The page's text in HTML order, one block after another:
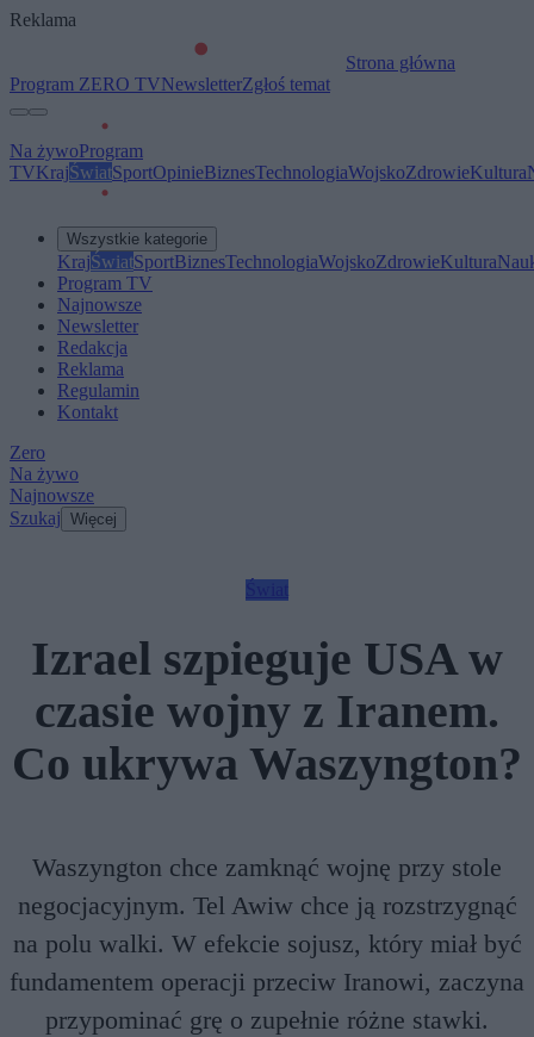
Reklama
Strona główna
Program ZERO TVNewsletterZgłoś temat
Na żywoProgram
TVKrajŚwiatSportOpinieBiznesTechnologiaWojskoZdrowieKultura
Wszystkie kategorie
KrajŚwiatSportBiznesTechnologiaWojskoZdrowieKultura
Program TV
Najnowsze
Newsletter
Redakcja
Reklama
Regulamin
Kontakt
Zero
Na żywo
Najnowsze
Szukaj Więcej
Izrael szpieguje USA w
czasie wojny z Iranem.
Co ukrywa Waszyngton?
Waszyngton chce zamknąć wojnę przy stole
negocjacyjnym. Tel Awiw chce ją rozstrzygnąć
na polu walki. W efekcie sojusz, który miał być
fundamentem operacji przeciw Iranowi, zaczyna
przypominać grę o zupełnie różne stawki.